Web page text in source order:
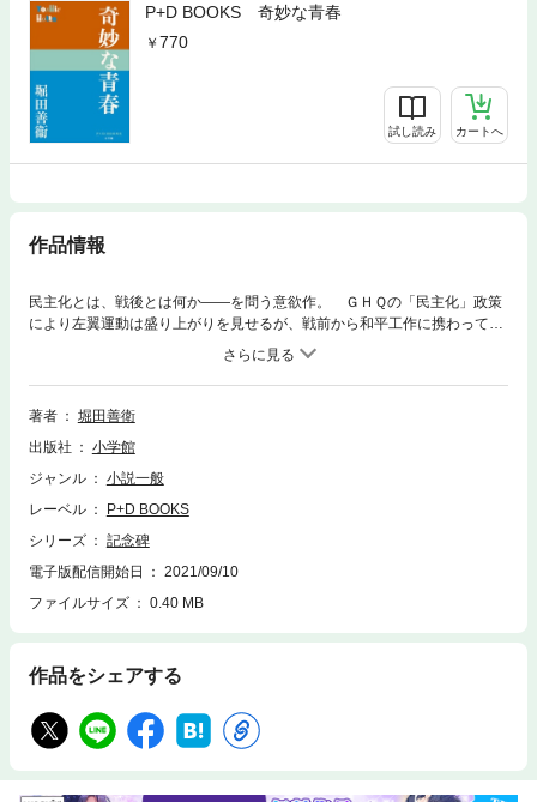
P+D BOOKS 奇妙な青春
770
試し読み カートへ
作品情報
民主化とは、戦後とは何か――を問う意欲作。 ＧＨＱの「民主化」政策
により左翼運動は盛り上がりを見せるが、戦前から和平工作に携わってい
た石射康子には、その盛り上がりが、かつて日本が戦争に突入したときの
高揚感と重なって見えてしまう――。 1945年10月10日、釈放された共
産主義者を迎える式典「出獄自由戦士歓迎人民大会」が開かれた朝から、
1947年の二・一ゼネストが頓挫するまでの生々しい「戦後」の現実を、元
描く。 戦争末期のカオス状態を見事に活写した『記念碑』の続編。
著者
堀田善衛
出版社
小学館
ジャンル
小説一般
レーベル
P+D BOOKS
シリーズ
記念碑
電子版配信開始日
2021/09/10
ファイルサイズ
0.40 MB
作品をシェアする